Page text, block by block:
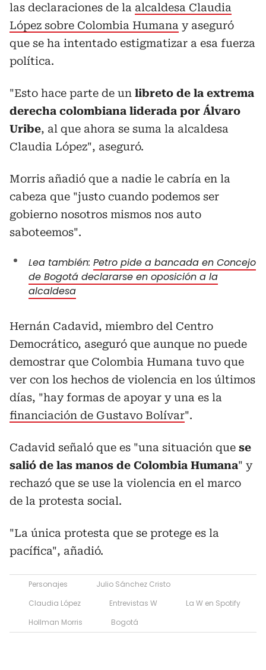
las declaraciones de la alcaldesa Claudia
López sobre Colombia Humana y aseguró
que se ha intentado estigmatizar a esa fuerza
política.
"Esto hace parte de un libreto de la extrema
derecha colombiana liderada por Álvaro
Uribe, al que ahora se suma la alcaldesa
Claudia López", aseguró.
Morris añadió que a nadie le cabría en la
cabeza que "justo cuando podemos ser
gobierno nosotros mismos nos auto
saboteemos".
Lea también: Petro pide a bancada en Concejo
de Bogotá declararse en oposición a la
alcaldesa
Hernán Cadavid, miembro del Centro
Democrático, aseguró que aunque no puede
demostrar que Colombia Humana tuvo que
ver con los hechos de violencia en los últimos
días, "hay formas de apoyar y una es la
financiación de Gustavo Bolívar".
Cadavid señaló que es "una situación que se
salió de las manos de Colombia Humana" y
rechazó que se use la violencia en el marco
de la protesta social.
"La única protesta que se protege es la
pacífica", añadió.
Personajes
Julio Sánchez Cristo
Claudia López
Entrevistas W
La W en Spotify
Hollman Morris
Bogotá